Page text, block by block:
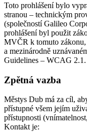
Toto prohlášení bylo
stranou – technickým
(společností Galileo
prohlášení byl použit
MVČR k tomuto
a mezinárodně
Guidelines – WCAG 2.1.
Zpětná vazba
Městys Dub má za cíl,
přístupné všem jejím
přístupnosti
Kontakt je: